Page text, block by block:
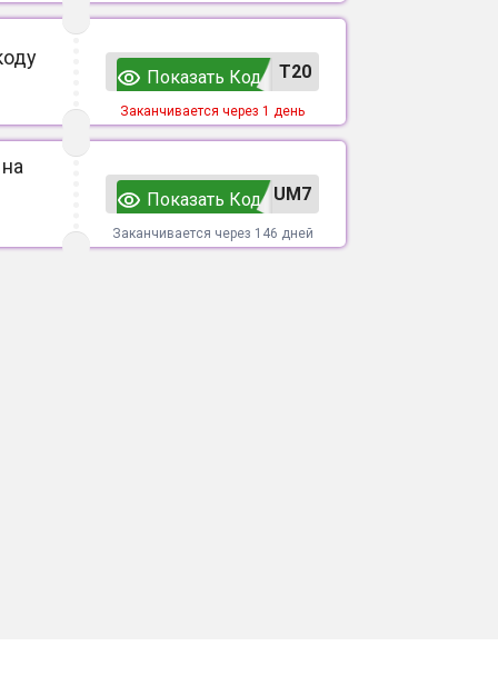
T20
Показать Код
Заканчивается через 1 день
UM7
Показать Код
Заканчивается через 146 дней